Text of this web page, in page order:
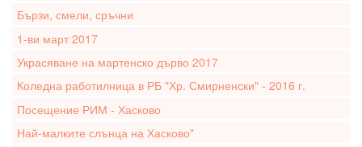
Бързи, смели, сръчни
1-ви март 2017
Украсяване на мартенско дърво 2017
Коледна работилница в РБ "Хр. Смирненски" - 2016 г.
Посещение РИМ - Хасково
Най-малките слънца на Хасково"